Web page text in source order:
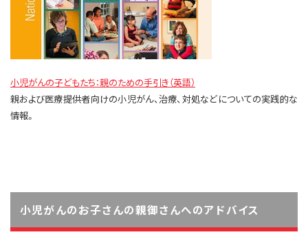
小児がんの子どもたち：親のための手引き（英語）
親および医療提供者向けの小児がん、治療、対処などについての実践的な
情報。
小児がんのお子さんの親御さんへのアドバイス